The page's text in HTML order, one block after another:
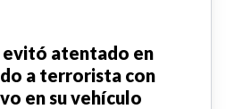
evitó atentado en
a terrorista con
en su vehículo